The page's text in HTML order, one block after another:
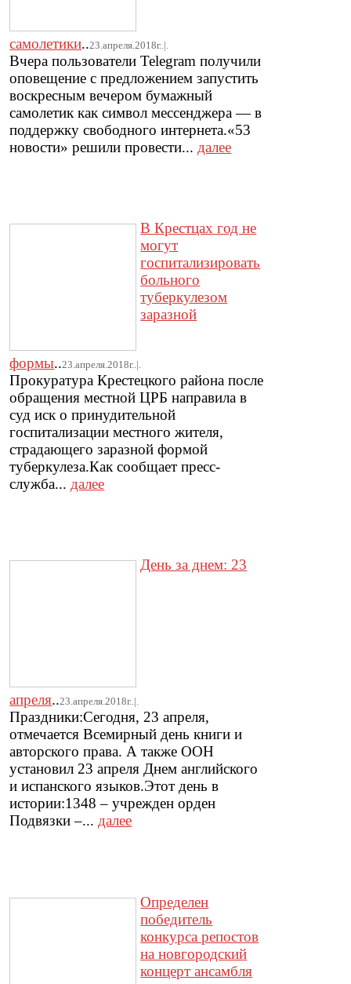
самолетики..23.апреля.2018г..|.
Вчера пользователи Telegram получили
оповещение с предложением запустить
воскресным вечером бумажный
самолетик как символ мессенджера — в
поддержку свободного интернета.«53
новости» решили провести... далее
В Крестцах год не
могут
госпитализировать
больного
туберкулезом
заразной
формы..23.апреля.2018г..|.
Прокуратура Крестецкого района после
обращения местной ЦРБ направила в
суд иск о принудительной
госпитализации местного жителя,
страдающего заразной формой
туберкулеза.Как сообщает пресс-
служба... далее
День за днем: 23
апреля..23.апреля.2018г..|.
Праздники:Сегодня, 23 апреля,
отмечается Всемирный день книги и
авторского права. А также ООН
установил 23 апреля Днем английского
и испанского языков.Этот день в
истории:1348 – учрежден орден
Подвязки –...далее
Определен
победитель
конкурса репостов
на новгородский
концерт ансамбля